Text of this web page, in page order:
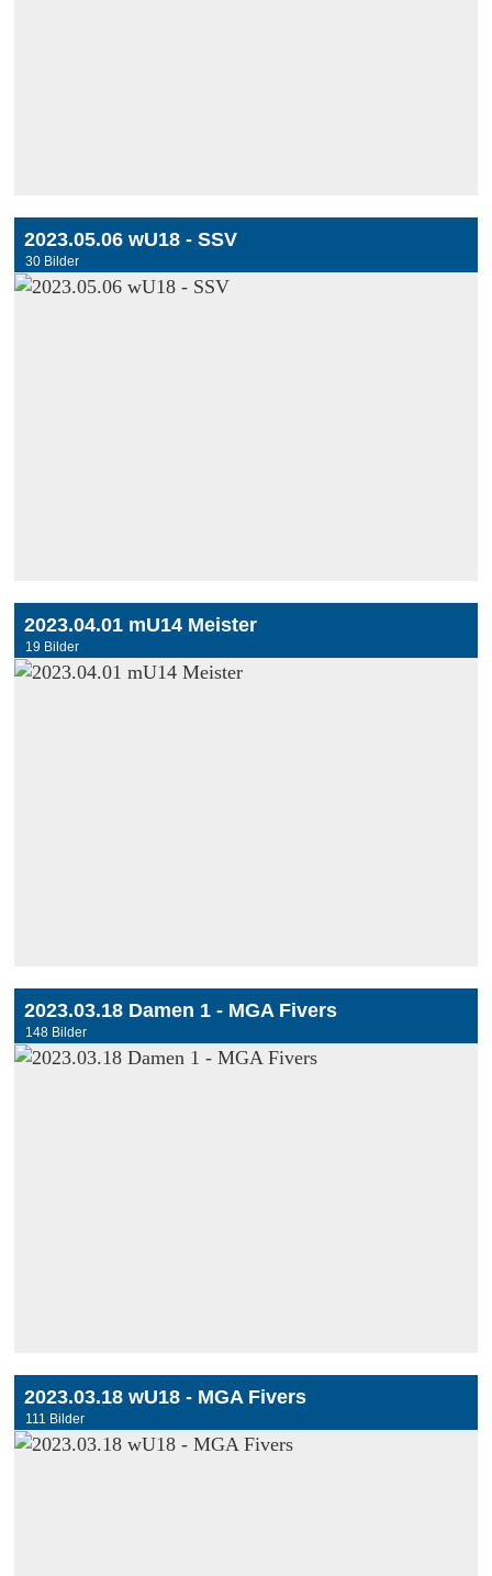
2023.05.06 wU18 - SSV
30 Bilder
2023.04.01 mU14 Meister
19 Bilder
2023.03.18 Damen 1 - MGA Fivers
148 Bilder
2023.03.18 wU18 - MGA Fivers
111 Bilder